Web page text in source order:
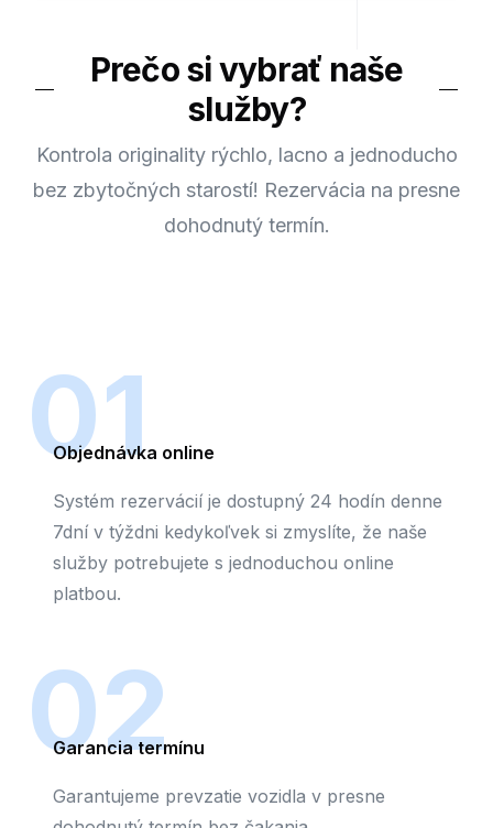
Prečo si vybrať naše
služby?
Kontrola originality rýchlo, lacno a jednoducho
bez zbytočných starostí! Rezervácia na presne
dohodnutý termín.
01
Objednávka online
Systém rezervácií je dostupný 24 hodín denne
7dní v týždni kedykoľvek si zmyslíte, že naše
služby potrebujete s jednoduchou online
platbou.
02
Garancia termínu
Garantujeme prevzatie vozidla v presne